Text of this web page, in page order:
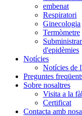
embenat
Respiratori
Ginecologia
Termòmetre
d'epidèmies
Notícies
Notícies de
Preguntes
Sobre nosaltres
Visita a la
Certificat
Contacta amb